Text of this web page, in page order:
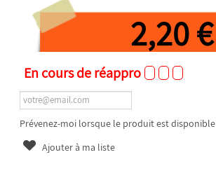
2,20 €
En cours de réappro
Prévenez-moi lorsque le produit est disponible
Ajouter à ma liste